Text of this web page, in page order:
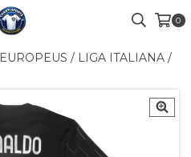
0
EUROPEUS / LIGA ITALIANA /